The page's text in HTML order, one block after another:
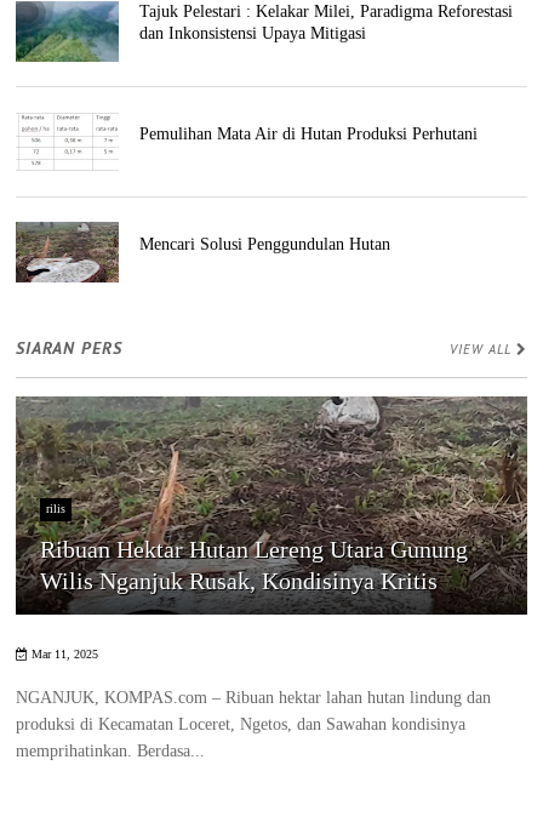
Tajuk Pelestari : Kelakar Milei, Paradigma Reforestasi
dan Inkonsistensi Upaya Mitigasi
Pemulihan Mata Air di Hutan Produksi Perhutani
Mencari Solusi Penggundulan Hutan
SIARAN PERS VIEW ALL
rilis
Ribuan Hektar Hutan Lereng Utara Gunung
Wilis Nganjuk Rusak, Kondisinya Kritis
Mar 11, 2025
NGANJUK, KOMPAS.com – Ribuan hektar lahan hutan lindung dan
produksi di Kecamatan Loceret, Ngetos, dan Sawahan kondisinya
memprihatinkan. Berdasa...